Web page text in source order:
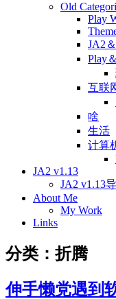
Old
Play
JA2
Play
互联
啥
生活
计算
JA2 v1.13
JA2 v1.13
About Me
My Work
Links
分类：折腾
伸手懒党遇到